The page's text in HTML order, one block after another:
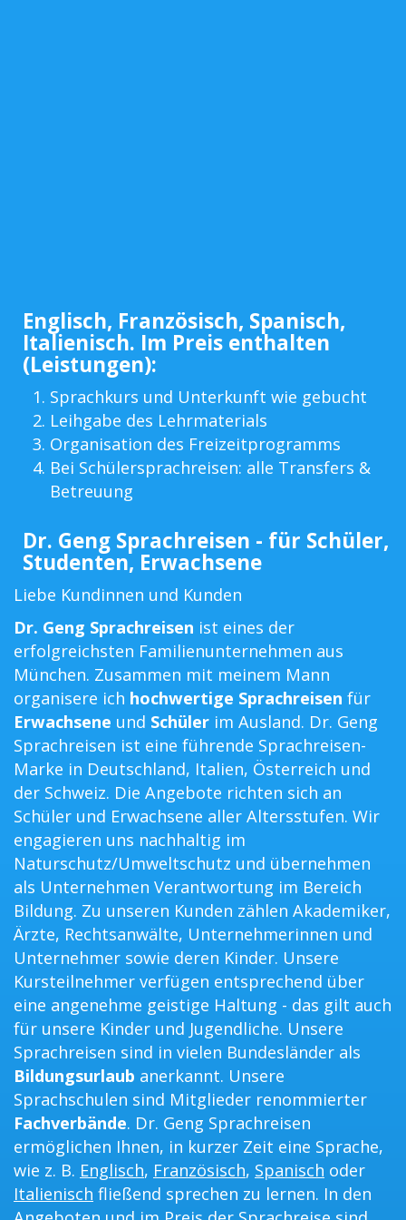
Englisch, Französisch, Spanisch,
Italienisch. Im Preis enthalten
(Leistungen):
Sprachkurs und Unterkunft wie gebucht
Leihgabe des Lehrmaterials
Organisation des Freizeitprogramms
Bei Schülersprachreisen: alle Transfers &
Betreuung
Dr. Geng Sprachreisen - für Schüler,
Studenten, Erwachsene
Liebe Kundinnen und Kunden
Dr. Geng Sprachreisen ist eines der
erfolgreichsten Familienunternehmen aus
München. Zusammen mit meinem Mann
organisere ich hochwertige Sprachreisen für
Erwachsene und Schüler im Ausland. Dr. Geng
Sprachreisen ist eine führende Sprachreisen-
Marke in Deutschland, Italien, Österreich und
der Schweiz. Die Angebote richten sich an
Schüler und Erwachsene aller Altersstufen. Wir
engagieren uns nachhaltig im
Naturschutz/Umweltschutz und übernehmen
als Unternehmen Verantwortung im Bereich
Bildung. Zu unseren Kunden zählen Akademiker,
Ärzte, Rechtsanwälte, Unternehmerinnen und
Unternehmer sowie deren Kinder. Unsere
Kursteilnehmer verfügen entsprechend über
eine angenehme geistige Haltung - das gilt auch
für unsere Kinder und Jugendliche. Unsere
Sprachreisen sind in vielen Bundesländer als
Bildungsurlaub anerkannt. Unsere
Sprachschulen sind Mitglieder renommierter
Fachverbände. Dr. Geng Sprachreisen
ermöglichen Ihnen, in kurzer Zeit eine Sprache,
wie z. B. Englisch, Französisch, Spanisch oder
Italienisch fließend sprechen zu lernen. In den